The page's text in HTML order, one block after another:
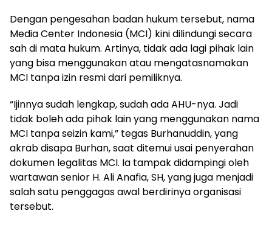
Dengan pengesahan badan hukum tersebut, nama
Media Center Indonesia (MCI) kini dilindungi secara
sah di mata hukum. Artinya, tidak ada lagi pihak lain
yang bisa menggunakan atau mengatasnamakan
MCI tanpa izin resmi dari pemiliknya.
“Ijinnya sudah lengkap, sudah ada AHU-nya. Jadi
tidak boleh ada pihak lain yang menggunakan nama
MCI tanpa seizin kami,” tegas Burhanuddin, yang
akrab disapa Burhan, saat ditemui usai penyerahan
dokumen legalitas MCI. Ia tampak didampingi oleh
wartawan senior H. Ali Anafia, SH, yang juga menjadi
salah satu penggagas awal berdirinya organisasi
tersebut.